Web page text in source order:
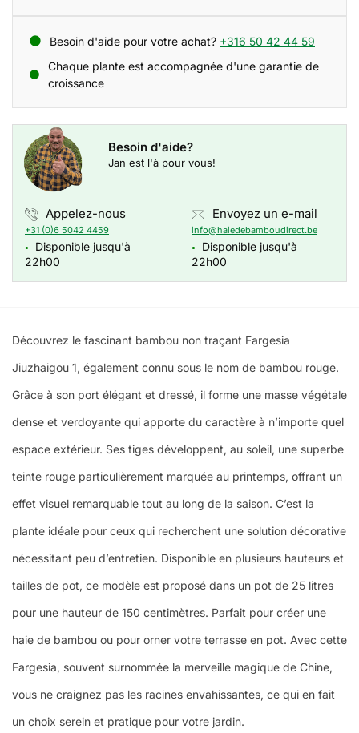
Besoin d'aide pour votre achat? +316 50 42 44 59
Chaque plante est accompagnée d'une garantie de
croissance
Besoin d'aide?
Jan est l'à pour vous!
Appelez-nous
+31 (0)6 5042 4459
●
Disponible jusqu'à
22h00
Envoyez un e-mail
info@haiedebamboudirect.be
●
Disponible jusqu'à
22h00
Découvrez le fascinant bambou non traçant Fargesia
Jiuzhaigou 1, également connu sous le nom de bambou rouge.
Grâce à son port élégant et dressé, il forme une masse végétale
dense et verdoyante qui apporte du caractère à n’importe quel
espace extérieur. Ses tiges développent, au soleil, une superbe
teinte rouge particulièrement marquée au printemps, offrant un
effet visuel remarquable tout au long de la saison. C’est la
plante idéale pour ceux qui recherchent une solution décorative
nécessitant peu d’entretien. Disponible en plusieurs hauteurs et
tailles de pot, ce modèle est proposé dans un pot de 25 litres
pour une hauteur de 150 centimètres. Parfait pour créer une
haie de bambou ou pour orner votre terrasse en pot. Avec cette
Fargesia, souvent surnommée la merveille magique de Chine,
vous ne craignez pas les racines envahissantes, ce qui en fait
un choix serein et pratique pour votre jardin.